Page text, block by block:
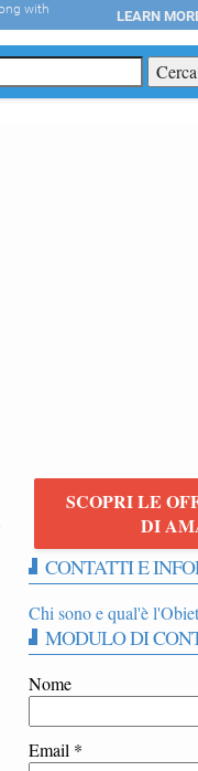
SCOPRI LE
DI
CONTATTI E
Chi sono e qual'è
MODULO DI
Nome
Email *
with LEARN